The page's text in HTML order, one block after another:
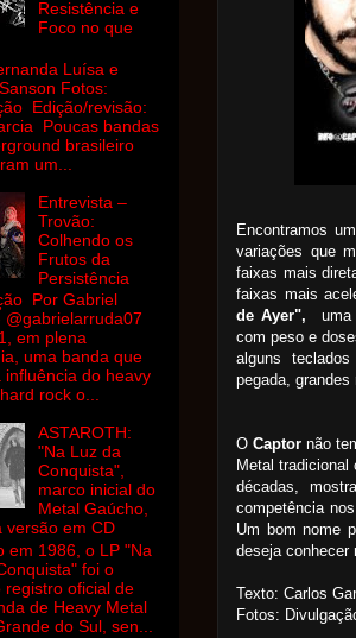
Encontramos
variações que
faixas mais
faixas mais
de Ayer", uma
com peso e
alguns
pegada,
OCaptor não
Metal tradicional
décadas,
competência
Um bom nome
deseja conhecer
Texto: Carlos
Fotos:
Resistência e
Foco no que
Luísa e
Fotos:
Edição/revisão:
Poucas bandas
brasileiro
um...
Entrevista –
Trovão:
Colhendo os
Frutos da
Persistência
Por Gabriel
@gabrielarruda07
em plena
uma banda que
influência do heavy
rock o...
ASTAROTH:
"Na Luz da
Conquista",
marco inicial do
Metal Gaúcho,
versão em CD
em 1986, o LP "Na
foi o
registro oficial de
de Heavy Metal
do Sul, sen...